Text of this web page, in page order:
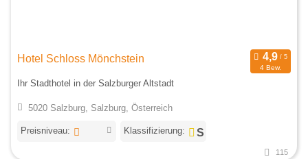
Hotel Schloss Mönchstein
4 Bew.
Ihr Stadthotel in der Salzburger Altstadt
5020 Salzburg, Salzburg, Österreich
Preisniveau: Klassifizierung:
115